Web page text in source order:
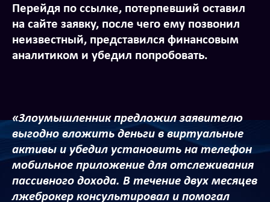
Перейдя по ссылке, потерпевший оставил
на сайте заявку, после чего ему позвонил
неизвестный, представился финансовым
аналитиком и убедил попробовать.
«Злоумышленник предложил заявителю
выгодно вложить деньги в виртуальные
активы и убедил установить на телефон
мобильное приложение для отслеживания
пассивного дохода. В течение двух месяцев
лжеброкер консультировал и помогал